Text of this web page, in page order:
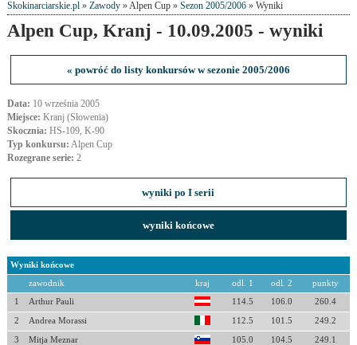
Skokinarciarskie.pl» Zawody» Alpen Cup » Sezon 2005/2006» Wyniki
Alpen Cup, Kranj - 10.09.2005 - wyniki
« powróć do listy konkursów w sezonie 2005/2006
Data: 10 września 2005
Miejsce: Kranj (Słowenia)
Skocznia: HS-109, K-90
Typ konkursu: Alpen Cup
Rozegrane serie: 2
wyniki po I serii
wyniki końcowe
Wyniki końcowe
zawodnik kraj odl. 1 odl. 2 punkty
1 Arthur Pauli 114.5 106.0 260.4
2 Andrea Morassi 112.5 101.5 249.2
3 Mitja Meznar 105.0 104.5 249.1